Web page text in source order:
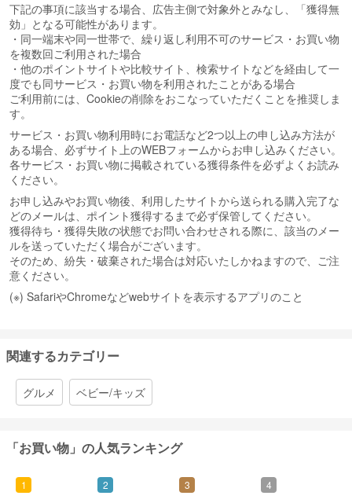
下記の事項に該当する場合、広告主側で対象外とみなし、「獲得無
効」となる可能性があります。
・同一端末や同一世帯で、繰り返し利用不可のサービス・お買い物
を複数回ご利用された場合
・他のポイントサイトや比較サイト、検索サイトなどを経由して一
度でも同サービス・お買い物を利用されたことがある場合
ご利用前には、Cookieの削除をおこなっていただくことを推奨しま
す。
サービス・お買い物利用時にお電話など2つ以上の申し込み方法が
ある場合、必ずサイト上のWEBフォームからお申し込みください。
各サービス・お買い物に掲載されている獲得条件を必ずよくお読み
ください。
お申し込みやお買い物後、利用したサイトから送られる購入完了な
どのメールは、ポイント獲得するまで必ず保管してください。
獲得待ち・獲得失敗の状態でお問い合わせされる際に、該当のメー
ルを送っていただく場合がございます。
そのため、紛失・破棄された場合は対応いたしかねますので、ご注
意ください。
(※) SafariやChromeなどwebサイトを表示するアプリのこと
関連するカテゴリー
グルメ ベビー/キッズ
「お買い物」の人気ランキング
1 2 3 4